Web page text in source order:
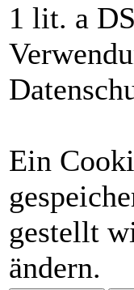
1 lit. a
Ein
gestellt
ändern.